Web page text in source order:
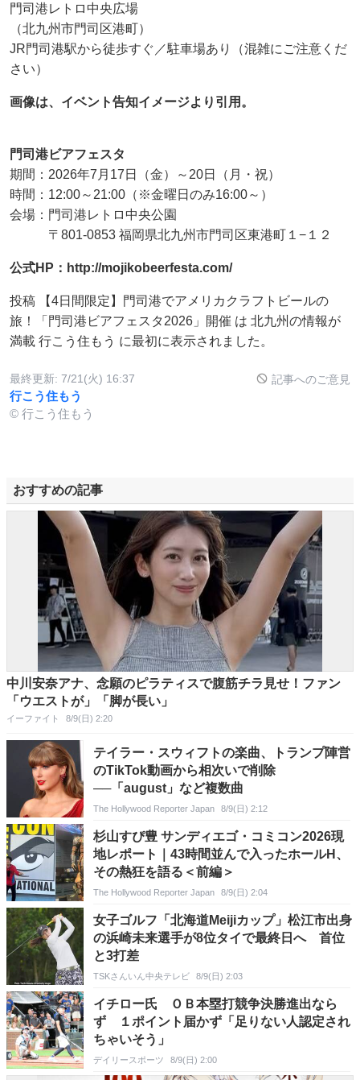
門司港レトロ中央広場
（北九州市門司区港町）
JR門司港駅から徒歩すぐ／駐車場あり（混雑にご注意くだ
さい）
画像は、イベント告知イメージより引用。
門司港ビアフェスタ
期間：2026年7月17日（金）～20日（月・祝）
時間：12:00～21:00（※金曜日のみ16:00～）
会場：門司港レトロ中央公園
〒801-0853 福岡県北九州市門司区東港町１−１２
公式HP：http://mojikobeerfesta.com/
投稿 【4日間限定】門司港でアメリカクラフトビールの
旅！「門司港ビアフェスタ2026」開催 は 北九州の情報が
満載 行こう住もう に最初に表示されました。
最終更新: 7/21(火) 16:37 記事へのご意見
行こう住もう
© 行こう住もう
おすすめの記事
中川安奈アナ、念願のピラティスで腹筋チラ見せ！ファン
「ウエストが」「脚が長い」
イーファイト 8/9(日) 2:20
テイラー・スウィフトの楽曲、トランプ陣営
のTikTok動画から相次いで削除
──「august」など複数曲
The Hollywood Reporter Japan 8/9(日) 2:12
杉山すぴ豊 サンディエゴ・コミコン2026現
地レポート｜43時間並んで入ったホールH、
その熱狂を語る＜前編＞
The Hollywood Reporter Japan 8/9(日) 2:04
女子ゴルフ「北海道Meijiカップ」松江市出身
の浜崎未来選手が8位タイで最終日へ 首位
と3打差
TSKさんいん中央テレビ 8/9(日) 2:03
イチロー氏 ＯＢ本塁打競争決勝進出なら
ず １ポイント届かず「足りない人認定され
ちゃいそう」
デイリースポーツ 8/9(日) 2:00